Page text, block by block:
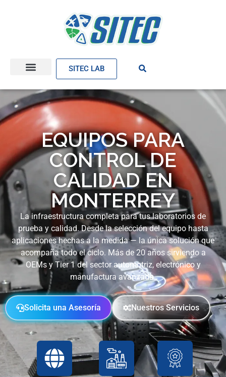
SITEC LAB
EQUIPOS PARA
CONTROL DE
CALIDAD EN
MONTERREY
La infraestructura completa para tus laboratorios de
prueba y calidad. Desde la selección del equipo hasta
aplicaciones hechas a la medida — la única solución que
acompaña todo el ciclo. Más de 20 años sirviendo a
OEMs y Tier 1 del sector automotriz, electrónico y
manufactura avanzada.
Solicita una Asesoría Nuestros Servicios